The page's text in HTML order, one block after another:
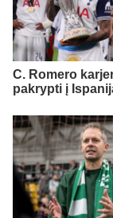
C. Romero
pakrypti į